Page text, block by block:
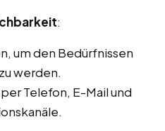
:
um den Bedürfnissen
werden.
Telefon, E-Mail und